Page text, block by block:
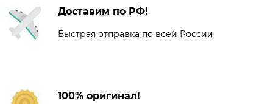
Доставим по РФ!
Быстрая отправка по всей России
100% оригинал!